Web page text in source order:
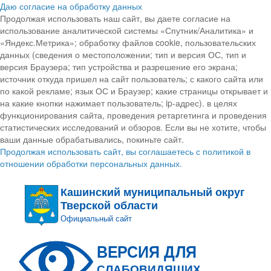
Даю согласие на обработку данных
Продолжая использовать наш сайт, вы даете согласие на
использование аналитической системы «Спутник/Аналитика» и
«Яндекс.Метрика»; обработку файлов cookie, пользовательских
данных (сведения о местоположении; тип и версия ОС, тип и
версия Браузера; тип устройства и разрешение его экрана;
источник откуда пришел на сайт пользователь; с какого сайта или
по какой рекламе; язык ОС и Браузер; какие страницы открывает и
на какие кнопки нажимает пользователь; ip-адрес). в целях
функционирования сайта, проведения ретаргетинга и проведения
статистических исследований и обзоров. Если вы не хотите, чтобы
ваши данные обрабатывались, покиньте сайт.
Продолжая использовать сайт, вы соглашаетесь с политикой в
отношении обработки персональных данных.